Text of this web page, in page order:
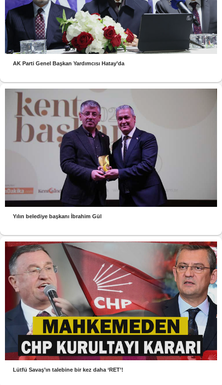
AK Parti Genel Başkan Yardımcısı Hatay’da
Yılın belediye başkanı İbrahim Gül
Lütfü Savaş’ın talebine bir kez daha ‘RET’!